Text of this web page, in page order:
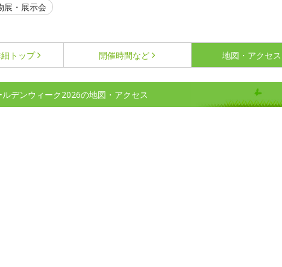
展・展示会
トップ 開催時間など 地図・アクセス
デンウィーク2026の地図・アクセス